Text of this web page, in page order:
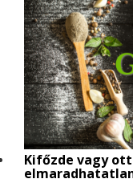
Kifőzde vagy